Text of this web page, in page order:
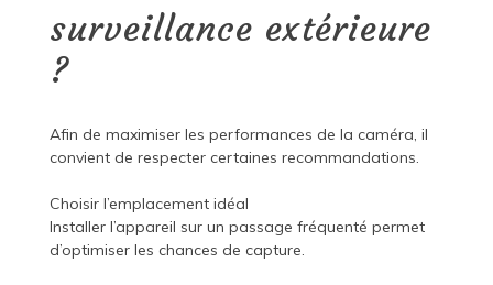
surveillance extérieure
?
Afin de maximiser les performances de la caméra, il
convient de respecter certaines recommandations.
Choisir l’emplacement idéal
Installer l’appareil sur un passage fréquenté permet
d’optimiser les chances de capture.